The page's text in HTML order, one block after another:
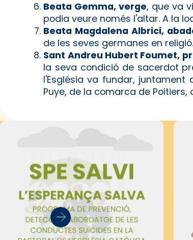
Beata Gemma, verge, que va
podia veure només l'altar. A la
Beata Magdalena Albrici,
de les seves germanes en
Sant Andreu Hubert Foumet,
la seva condició de sacerdot
l'Església va fundar, juntament
Puye, de la comarca de Poitiers,